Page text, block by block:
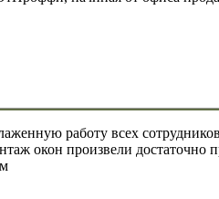
работу всех
окон произвели